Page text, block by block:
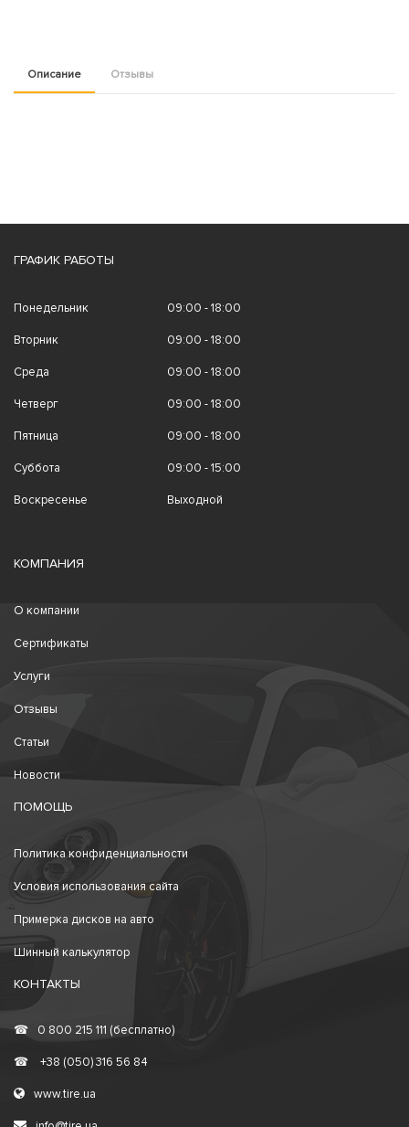
Описание Отзывы
ГРАФИК РАБОТЫ
Понедельник 09:00 - 18:00
Вторник 09:00 - 18:00
Среда 09:00 - 18:00
Четверг 09:00 - 18:00
Пятница 09:00 - 18:00
Суббота 09:00 - 15:00
Воскресенье Выходной
КОМПАНИЯ
О компании
Сертификаты
Услуги
Отзывы
Статьи
Новости
ПОМОЩЬ
Политика конфиденциальности
Условия использования сайта
Примерка дисков на авто
Шинный калькулятор
КОНТАКТЫ
☎ 0 800 215 111 (бесплатно)
☎ +38 (050) 316 56 84
www.tire.ua